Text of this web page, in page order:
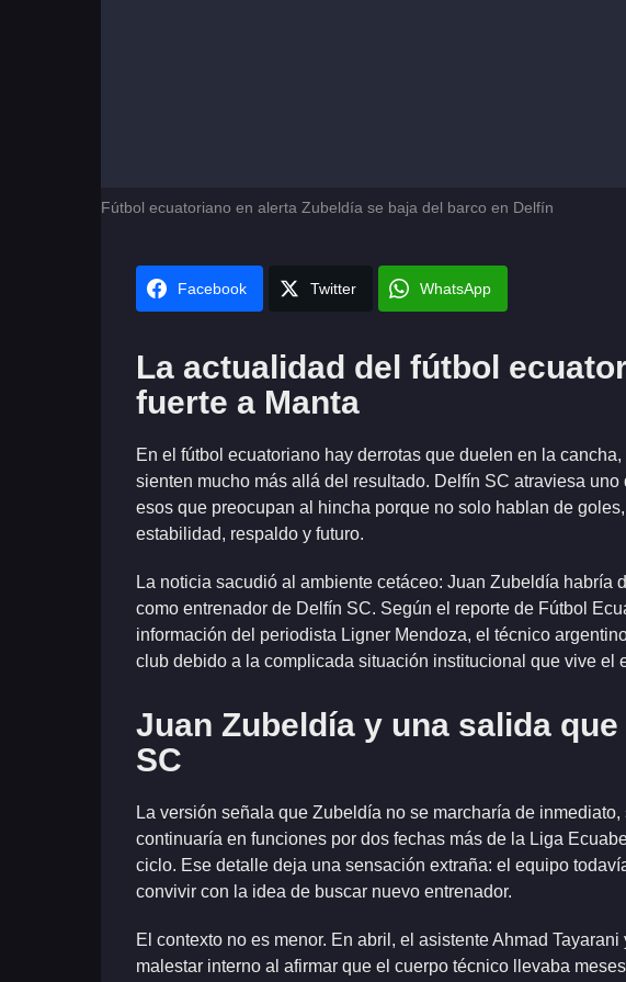
Fútbol ecuatoriano en alerta Zubeldía se baja del barco en Delfín
Facebook Twitter WhatsApp
La actualidad del fútbol
fuerte a Manta
En el fútbol ecuatoriano hay derrotas que duelen en la
sienten mucho más allá del resultado. Delfín SC atraviesa
esos que preocupan al hincha porque no solo hablan de
estabilidad, respaldo y futuro.
La noticia sacudió al ambiente cetáceo: Juan Zubeldía habría
como entrenador de Delfín SC. Según el reporte de Fútbol
información del periodista Ligner Mendoza, el técnico
club debido a la complicada situación institucional que vive el
Juan Zubeldía y una salida
SC
La versión señala que Zubeldía no se marcharía de
continuaría en funciones por dos fechas más de la Liga
ciclo. Ese detalle deja una sensación extraña: el equipo
convivir con la idea de buscar nuevo entrenador.
El contexto no es menor. En abril, el asistente Ahmad
malestar interno al afirmar que el cuerpo técnico llevaba